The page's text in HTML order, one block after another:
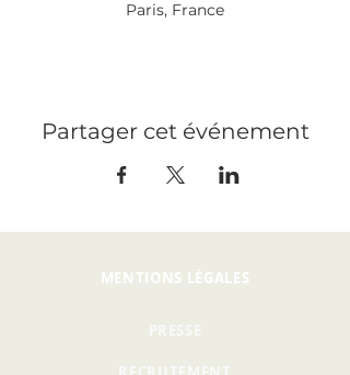
Paris, France
Partager cet événement
MENTIONS LÉGALES